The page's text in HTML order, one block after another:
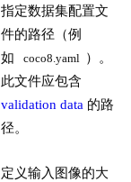
指定数据集配置文
件的路径（例
如
coco8.yaml ）。
此文件应包含
validation data 的路
径。
定义输入图像的大